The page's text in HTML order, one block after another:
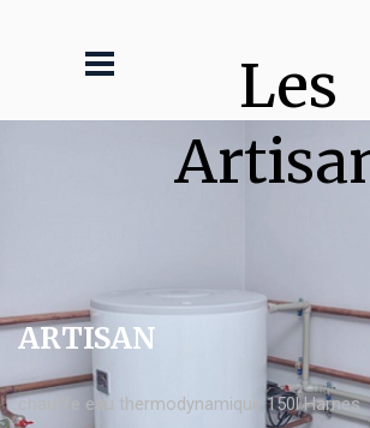
Les
ARTISAN
chauffe eau thermodynamique 150l Harnes